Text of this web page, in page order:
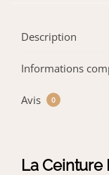
Description
Informations
Avis 0
La Ceinture